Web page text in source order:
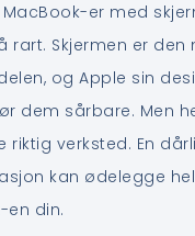
er med
rart. Skjermen er den
og Apple sin
dem sårbare. Men
riktig verksted. En
kan ødelegge
en din.